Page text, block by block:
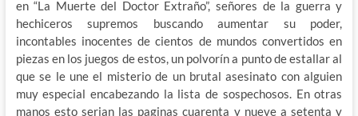
en “La Muerte del Doctor Extraño”, señores de la guerra y
hechiceros supremos buscando aumentar su poder,
incontables inocentes de cientos de mundos convertidos en
piezas en los juegos de estos, un polvorín a punto de estallar al
que se le une el misterio de un brutal asesinato con alguien
muy especial encabezando la lista de sospechosos. En otras
manos esto serian las paginas cuarenta y nueve a setenta y